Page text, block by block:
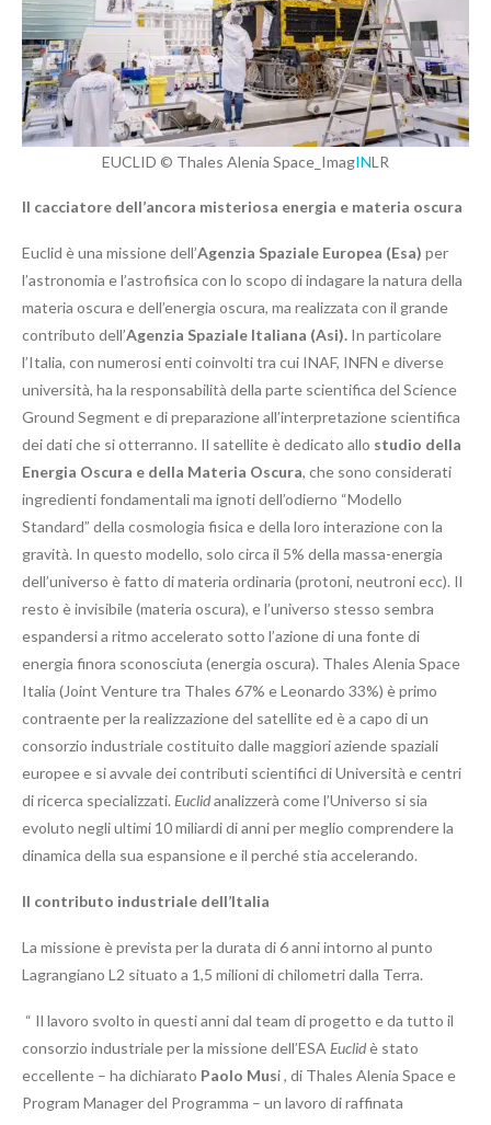
EUCLID © Thales Alenia Space_ImagINLR
Il cacciatore dell’ancora misteriosa energia e materia oscura
Euclid è una missione dell’Agenzia Spaziale Europea (Esa) per
l’astronomia e l’astrofisica con lo scopo di indagare la natura della
materia oscura e dell’energia oscura, ma realizzata con il grande
contributo dell’Agenzia Spaziale Italiana (Asi). In particolare
l’Italia, con numerosi enti coinvolti tra cui INAF, INFN e diverse
università, ha la responsabilità della parte scientifica del Science
Ground Segment e di preparazione all’interpretazione scientifica
dei dati che si otterranno. Il satellite è dedicato allo studio della
Energia Oscura e della Materia Oscura, che sono considerati
ingredienti fondamentali ma ignoti dell’odierno “Modello
Standard” della cosmologia fisica e della loro interazione con la
gravità. In questo modello, solo circa il 5% della massa-energia
dell’universo è fatto di materia ordinaria (protoni, neutroni ecc). Il
resto è invisibile (materia oscura), e l’universo stesso sembra
espandersi a ritmo accelerato sotto l’azione di una fonte di
energia finora sconosciuta (energia oscura). Thales Alenia Space
Italia (Joint Venture tra Thales 67% e Leonardo 33%) è primo
contraente per la realizzazione del satellite ed è a capo di un
consorzio industriale costituito dalle maggiori aziende spaziali
europee e si avvale dei contributi scientifici di Università e centri
di ricerca specializzati. Euclidanalizzerà come l’Universo si sia
evoluto negli ultimi 10 miliardi di anni per meglio comprendere la
dinamica della sua espansione e il perché stia accelerando.
Il contributo industriale dell’Italia
La missione è prevista per la durata di 6 anni intorno al punto
Lagrangiano L2 situato a 1,5 milioni di chilometri dalla Terra.
“ Il lavoro svolto in questi anni dal team di progetto e da tutto il
consorzio industriale per la missione dell’ESA Euclidè stato
eccellente – ha dichiarato Paolo Musi , di Thales Alenia Space e
Program Manager del Programma – un lavoro di raffinata